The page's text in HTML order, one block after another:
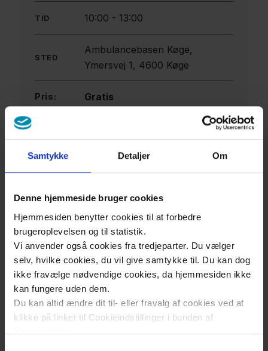
Samtykke Detaljer Om
Denne hjemmeside bruger cookies
Hjemmesiden benytter cookies til at forbedre
brugeroplevelsen og til statistik.
Vi anvender også cookies fra tredjeparter. Du vælger
selv, hvilke cookies, du vil give samtykke til. Du kan dog
ikke fravælge nødvendige cookies, da hjemmesiden ikke
kan fungere uden dem.
Du kan altid ændre dit til- eller fravalg af cookies ved at
klikke på linket til Cookieindstillinger i bunden af
hjemmesiden.
TID 10:00 - 13:00
STED
Ambulancebasen Køge,
Ymersvej 1, 4600 Køge
Pris: Gratis
Åbent Hospital på Holbæk
Sygehus 2026
DATO 6. september 2026
TID 11:00 - 14:00